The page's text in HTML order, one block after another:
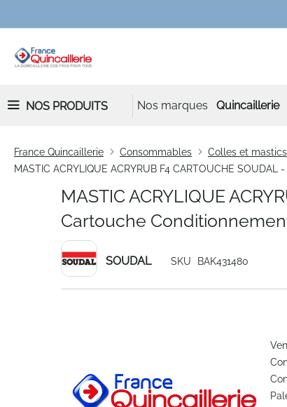
NOS PRODUITS Nos marques Quincaillerie
France Quincaillerie Consommables Colles et mastics
MASTIC ACRYLIQUE ACRYRUB F4 CARTOUCHE
MASTIC ACRYLIQUE
Cartouche
SOUDAL SKU BAK431480
the
images